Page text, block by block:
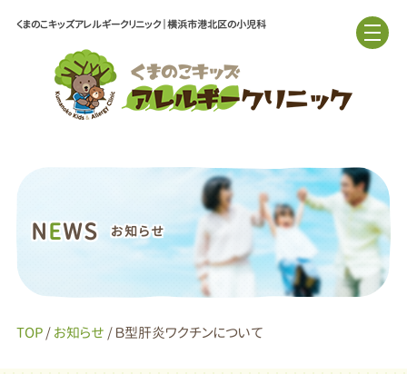
くまのこキッズアレルギークリニック｜横浜市港北区の小児科
NEWS お知らせ
TOP/お知らせ / Ｂ型肝炎ワクチンについて